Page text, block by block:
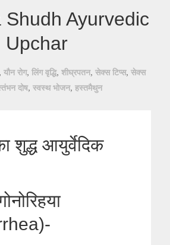
Shudh Ayurvedic
Upchar
यौन रोग, लिंग वृद्धि, शीघ्रपतन, सेक्स टिप्स, सेक्स
दोष, स्वस्थ भोजन, हस्तमैथुन
शुद्ध आयुर्वेदिक